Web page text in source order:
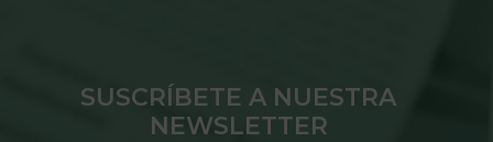
SUSCRÍBETE A NUESTRA
NEWSLETTER